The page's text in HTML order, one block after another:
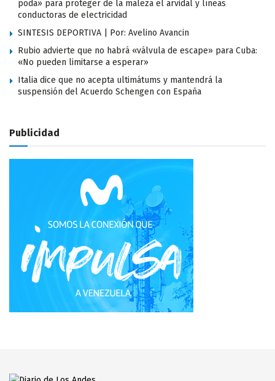
poda» para proteger de la maleza el arvidal y líneas
conductoras de electricidad
SINTESIS DEPORTIVA | Por: Avelino Avancin
Rubio advierte que no habrá «válvula de escape» para Cuba:
«No pueden limitarse a esperar»
Italia dice que no acepta ultimátums y mantendrá la
suspensión del Acuerdo Schengen con España
Publicidad